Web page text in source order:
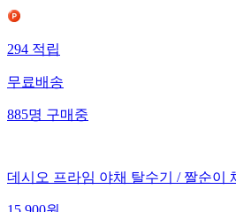
294적립
무료배송
885명구매중
데시오 프라임 야채 탈수기 / 짤순이